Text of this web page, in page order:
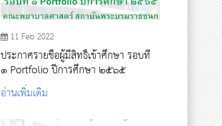
11 Feb 2022
ประกาศรายชื่อผู้มีสิทธิ์เข้าศึกษา รอบที่
๑ Portfolio ปีการศึกษา ๒๕๖๕
อ่านเพิ่มเติม